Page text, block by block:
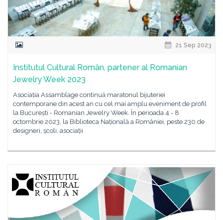
21 Sep 2023
Institutul Cultural Român, partener al Romanian
Jewelry Week 2023
Asociația Assamblage continuă maratonul bijuteriei
contemporane din acest an cu cel mai amplu eveniment de profil
la București - Romanian Jewelry Week. În perioada 4 - 8
octombrie 2023, la Biblioteca Națională a României, peste 230 de
designeri, școli, asociații